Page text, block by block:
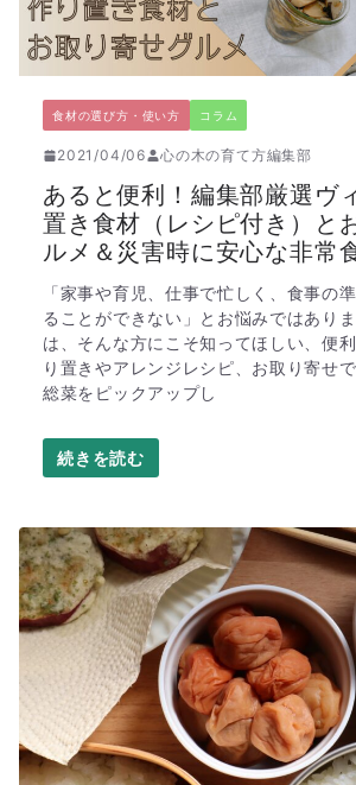
食材の選び方・使い方 コラム
2021/04/06 心の木の育て方編集部
あると便利！編集部厳選ヴ
置き食材（レシピ付き）と
ルメ＆災害時に安心な非常
「家事や育児、仕事で忙しく、食事の
ることができない」とお悩みではあり
は、そんな方にこそ知ってほしい、便
り置きやアレンジレシピ、お取り寄せ
総菜をピックアップし